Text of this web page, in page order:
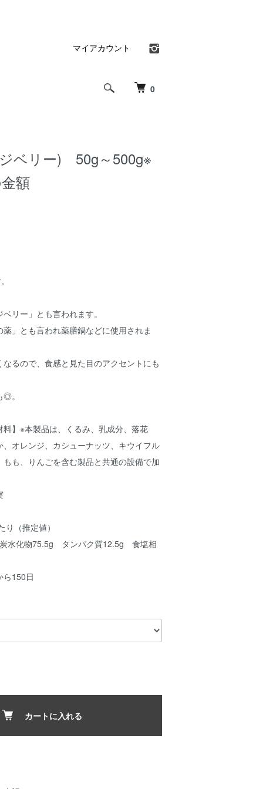
0
マイアカウント
ベリー) 50g～500g※
額
リー」とも言われます。
」とも言われ薬膳鍋などに使用されま
るので、食感と見た目のアクセントにも
◎。
】※本製品は、くるみ、乳成分、落花
オレンジ、カシューナッツ、キウイフル
も、りんごを含む製品と共通の設備で加
（推定値）
水化物75.5g タンパク質12.5g 食塩相
ら150日
カートに入れる